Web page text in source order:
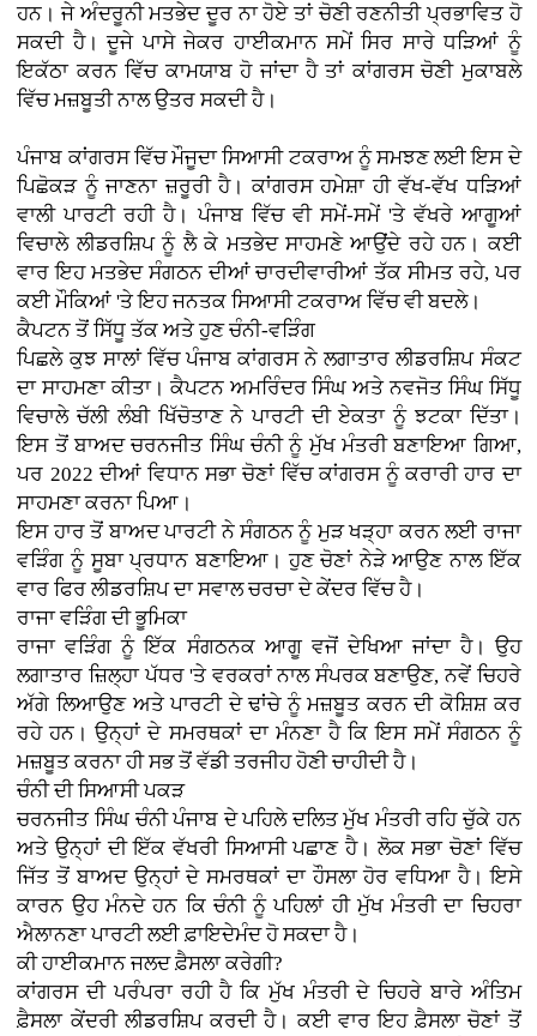
ਹਨ। ਜੇ ਅੰਦਰੂਨੀ ਮਤਭੇਦ ਦੂਰ ਨਾ ਹੋਏ ਤਾਂ ਚੋਣੀ ਰਣਨੀਤੀ ਪ੍ਰਭਾਵਿਤ ਹੋ
ਸਕਦੀ ਹੈ। ਦੂਜੇ ਪਾਸੇ ਜੇਕਰ ਹਾਈਕਮਾਨ ਸਮੇਂ ਸਿਰ ਸਾਰੇ ਧੜਿਆਂ ਨੂੰ
ਇਕੱਠਾ ਕਰਨ ਵਿੱਚ ਕਾਮਯਾਬ ਹੋ ਜਾਂਦਾ ਹੈ ਤਾਂ ਕਾਂਗਰਸ ਚੋਣੀ ਮੁਕਾਬਲੇ
ਵਿੱਚ ਮਜ਼ਬੂਤੀ ਨਾਲ ਉਤਰ ਸਕਦੀ ਹੈ।
ਪੰਜਾਬ ਕਾਂਗਰਸ ਵਿੱਚ ਮੌਜੂਦਾ ਸਿਆਸੀ ਟਕਰਾਅ ਨੂੰ ਸਮਝਣ ਲਈ ਇਸ ਦੇ
ਪਿਛੋਕੜ ਨੂੰ ਜਾਣਨਾ ਜ਼ਰੂਰੀ ਹੈ। ਕਾਂਗਰਸ ਹਮੇਸ਼ਾ ਹੀ ਵੱਖ-ਵੱਖ ਧੜਿਆਂ
ਵਾਲੀ ਪਾਰਟੀ ਰਹੀ ਹੈ। ਪੰਜਾਬ ਵਿੱਚ ਵੀ ਸਮੇਂ-ਸਮੇਂ 'ਤੇ ਵੱਖਰੇ ਆਗੂਆਂ
ਵਿਚਾਲੇ ਲੀਡਰਸ਼ਿਪ ਨੂੰ ਲੈ ਕੇ ਮਤਭੇਦ ਸਾਹਮਣੇ ਆਉਂਦੇ ਰਹੇ ਹਨ। ਕਈ
ਵਾਰ ਇਹ ਮਤਭੇਦ ਸੰਗਠਨ ਦੀਆਂ ਚਾਰਦੀਵਾਰੀਆਂ ਤੱਕ ਸੀਮਤ ਰਹੇ, ਪਰ
ਕਈ ਮੌਕਿਆਂ 'ਤੇ ਇਹ ਜਨਤਕ ਸਿਆਸੀ ਟਕਰਾਅ ਵਿੱਚ ਵੀ ਬਦਲੇ।
ਕੈਪਟਨ ਤੋਂ ਸਿੱਧੂ ਤੱਕ ਅਤੇ ਹੁਣ ਚੰਨੀ-ਵੜਿੰਗ
ਪਿਛਲੇ ਕੁਝ ਸਾਲਾਂ ਵਿੱਚ ਪੰਜਾਬ ਕਾਂਗਰਸ ਨੇ ਲਗਾਤਾਰ ਲੀਡਰਸ਼ਿਪ ਸੰਕਟ
ਦਾ ਸਾਹਮਣਾ ਕੀਤਾ। ਕੈਪਟਨ ਅਮਰਿੰਦਰ ਸਿੰਘ ਅਤੇ ਨਵਜੋਤ ਸਿੰਘ ਸਿੱਧੂ
ਵਿਚਾਲੇ ਚੱਲੀ ਲੰਬੀ ਖਿੱਚੋਤਾਣ ਨੇ ਪਾਰਟੀ ਦੀ ਏਕਤਾ ਨੂੰ ਝਟਕਾ ਦਿੱਤਾ।
ਇਸ ਤੋਂ ਬਾਅਦ ਚਰਨਜੀਤ ਸਿੰਘ ਚੰਨੀ ਨੂੰ ਮੁੱਖ ਮੰਤਰੀ ਬਣਾਇਆ ਗਿਆ,
ਪਰ 2022 ਦੀਆਂ ਵਿਧਾਨ ਸਭਾ ਚੋਣਾਂ ਵਿੱਚ ਕਾਂਗਰਸ ਨੂੰ ਕਰਾਰੀ ਹਾਰ ਦਾ
ਸਾਹਮਣਾ ਕਰਨਾ ਪਿਆ।
ਇਸ ਹਾਰ ਤੋਂ ਬਾਅਦ ਪਾਰਟੀ ਨੇ ਸੰਗਠਨ ਨੂੰ ਮੁੜ ਖੜ੍ਹਾ ਕਰਨ ਲਈ ਰਾਜਾ
ਵੜਿੰਗ ਨੂੰ ਸੂਬਾ ਪ੍ਰਧਾਨ ਬਣਾਇਆ। ਹੁਣ ਚੋਣਾਂ ਨੇੜੇ ਆਉਣ ਨਾਲ ਇੱਕ
ਵਾਰ ਫਿਰ ਲੀਡਰਸ਼ਿਪ ਦਾ ਸਵਾਲ ਚਰਚਾ ਦੇ ਕੇਂਦਰ ਵਿੱਚ ਹੈ।
ਰਾਜਾ ਵੜਿੰਗ ਦੀ ਭੂਮਿਕਾ
ਰਾਜਾ ਵੜਿੰਗ ਨੂੰ ਇੱਕ ਸੰਗਠਨਕ ਆਗੂ ਵਜੋਂ ਦੇਖਿਆ ਜਾਂਦਾ ਹੈ। ਉਹ
ਲਗਾਤਾਰ ਜ਼ਿਲ੍ਹਾ ਪੱਧਰ 'ਤੇ ਵਰਕਰਾਂ ਨਾਲ ਸੰਪਰਕ ਬਣਾਉਣ, ਨਵੇਂ ਚਿਹਰੇ
ਅੱਗੇ ਲਿਆਉਣ ਅਤੇ ਪਾਰਟੀ ਦੇ ਢਾਂਚੇ ਨੂੰ ਮਜ਼ਬੂਤ ਕਰਨ ਦੀ ਕੋਸ਼ਿਸ਼ ਕਰ
ਰਹੇ ਹਨ। ਉਨ੍ਹਾਂ ਦੇ ਸਮਰਥਕਾਂ ਦਾ ਮੰਨਣਾ ਹੈ ਕਿ ਇਸ ਸਮੇਂ ਸੰਗਠਨ ਨੂੰ
ਮਜ਼ਬੂਤ ਕਰਨਾ ਹੀ ਸਭ ਤੋਂ ਵੱਡੀ ਤਰਜੀਹ ਹੋਣੀ ਚਾਹੀਦੀ ਹੈ।
ਚੰਨੀ ਦੀ ਸਿਆਸੀ ਪਕੜ
ਚਰਨਜੀਤ ਸਿੰਘ ਚੰਨੀ ਪੰਜਾਬ ਦੇ ਪਹਿਲੇ ਦਲਿਤ ਮੁੱਖ ਮੰਤਰੀ ਰਹਿ ਚੁੱਕੇ ਹਨ
ਅਤੇ ਉਨ੍ਹਾਂ ਦੀ ਇੱਕ ਵੱਖਰੀ ਸਿਆਸੀ ਪਛਾਣ ਹੈ। ਲੋਕ ਸਭਾ ਚੋਣਾਂ ਵਿੱਚ
ਜਿੱਤ ਤੋਂ ਬਾਅਦ ਉਨ੍ਹਾਂ ਦੇ ਸਮਰਥਕਾਂ ਦਾ ਹੌਸਲਾ ਹੋਰ ਵਧਿਆ ਹੈ। ਇਸੇ
ਕਾਰਨ ਉਹ ਮੰਨਦੇ ਹਨ ਕਿ ਚੰਨੀ ਨੂੰ ਪਹਿਲਾਂ ਹੀ ਮੁੱਖ ਮੰਤਰੀ ਦਾ ਚਿਹਰਾ
ਐਲਾਨਣਾ ਪਾਰਟੀ ਲਈ ਫ਼ਾਇਦੇਮੰਦ ਹੋ ਸਕਦਾ ਹੈ।
ਕੀ ਹਾਈਕਮਾਨ ਜਲਦ ਫ਼ੈਸਲਾ ਕਰੇਗੀ?
ਕਾਂਗਰਸ ਦੀ ਪਰੰਪਰਾ ਰਹੀ ਹੈ ਕਿ ਮੁੱਖ ਮੰਤਰੀ ਦੇ ਚਿਹਰੇ ਬਾਰੇ ਅੰਤਿਮ
ਫ਼ੈਸਲਾ ਕੇਂਦਰੀ ਲੀਡਰਸ਼ਿਪ ਕਰਦੀ ਹੈ। ਕਈ ਵਾਰ ਇਹ ਫ਼ੈਸਲਾ ਚੋਣਾਂ ਤੋਂ